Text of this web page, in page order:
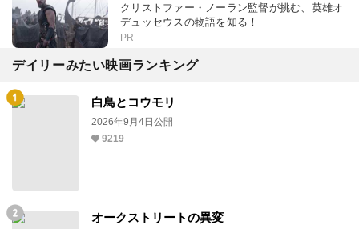
クリストファー・ノーラン監督が挑む、英雄オ
デュッセウスの物語を知る！
PR
デイリーみたい映画ランキング
白鳥とコウモリ
2026年9月4日公開
9219
オークストリートの異変